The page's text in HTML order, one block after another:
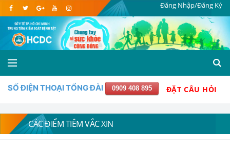
Đăng Nhập/Đăng Ký
SỐ ĐIỆN THOẠI TỔNG ĐÀI 0909 408 895 ĐẶT CÂU HỎI
CÁC ĐIỂM TIÊM VẮC XIN